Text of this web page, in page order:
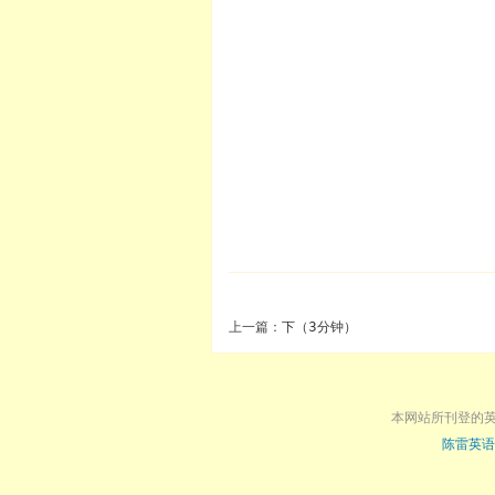
上一篇： 下（3分钟）
本网站所刊登的
陈雷英